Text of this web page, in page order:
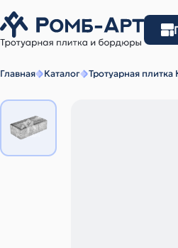
Главная Каталог Тротуарная